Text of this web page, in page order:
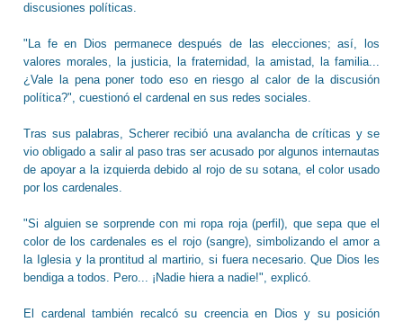
discusiones políticas.
"La fe en Dios permanece después de las elecciones; así, los
valores morales, la justicia, la fraternidad, la amistad, la familia...
¿Vale la pena poner todo eso en riesgo al calor de la discusión
política?", cuestionó el cardenal en sus redes sociales.
Tras sus palabras, Scherer recibió una avalancha de críticas y se
vio obligado a salir al paso tras ser acusado por algunos internautas
de apoyar a la izquierda debido al rojo de su sotana, el color usado
por los cardenales.
"Si alguien se sorprende con mi ropa roja (perfil), que sepa que el
color de los cardenales es el rojo (sangre), simbolizando el amor a
la Iglesia y la prontitud al martirio, si fuera necesario. Que Dios les
bendiga a todos. Pero... ¡Nadie hiera a nadie!", explicó.
El cardenal también recalcó su creencia en Dios y su posición